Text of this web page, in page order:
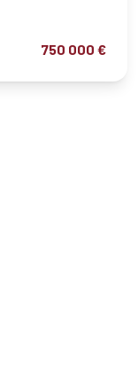
750 000 €